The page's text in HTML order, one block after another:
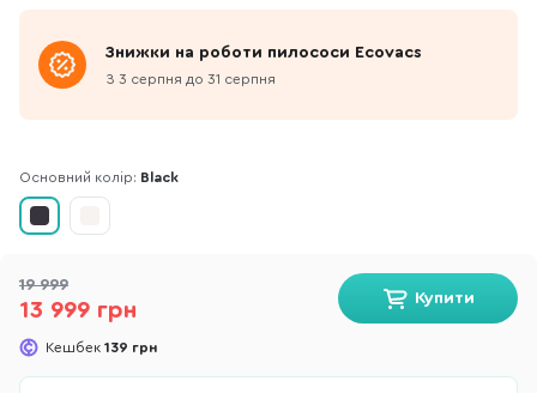
Знижки на роботи пилососи Ecovacs
З 3 серпня до 31 серпня
Основний колір: Black
19 999
13 999 грн
Кешбек 139 грн
Купити